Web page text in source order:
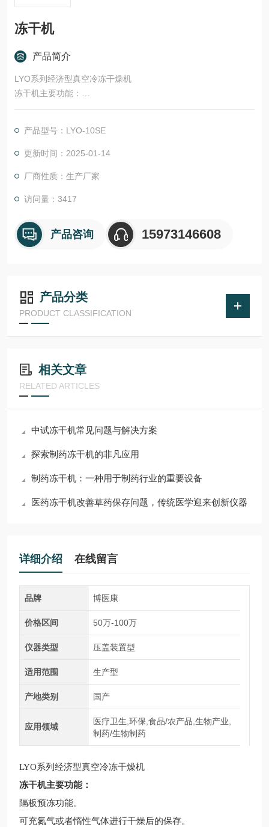
冻干机
产品简介
LYO系列经济型真空冷冻干燥机
冻干机主要功能：
可充氮气或者惰性气体进行干燥后的保存。
采用优质真空泵，抽速大、噪音低。
冻干自动控制系统：可程序化编程，从冻干到除霜均程序化控
板层：采用优良的焊接工艺，板层无泄漏。
冻干终点测试系统：可在解析干燥阶段结束后自动进行冻干终点
产品型号：LYO-10SE
更新时间：2025-01-14
厂商性质：生产厂家
访问量：3417
产品咨询 15973146608
产品分类
PRODUCT CLASSIFICATION
相关文章
RELATED ARTICLES
中试冻干机常见问题与解决方案
探索制药冻干机的非凡应用
制药冻干机：一种用于制药行业的重要设备
医药冻干机改善草药保存问题，传统医学迎来创新仪器
详细介绍 在线留言
品牌 博医康
价格区间 50万-100万
仪器类型 压盖装置型
适用范围 生产型
产地类别 国产
应用领域
医疗卫生,环保,食品/农产品,生物产业,
制药/生物制药
LYO系列经济型真空冷冻干燥机
冻干机主要功能：
隔板预冻功能。
可充氮气或者惰性气体进行干燥后的保存。